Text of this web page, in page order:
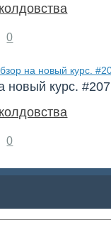
0
новый курс. #207
0